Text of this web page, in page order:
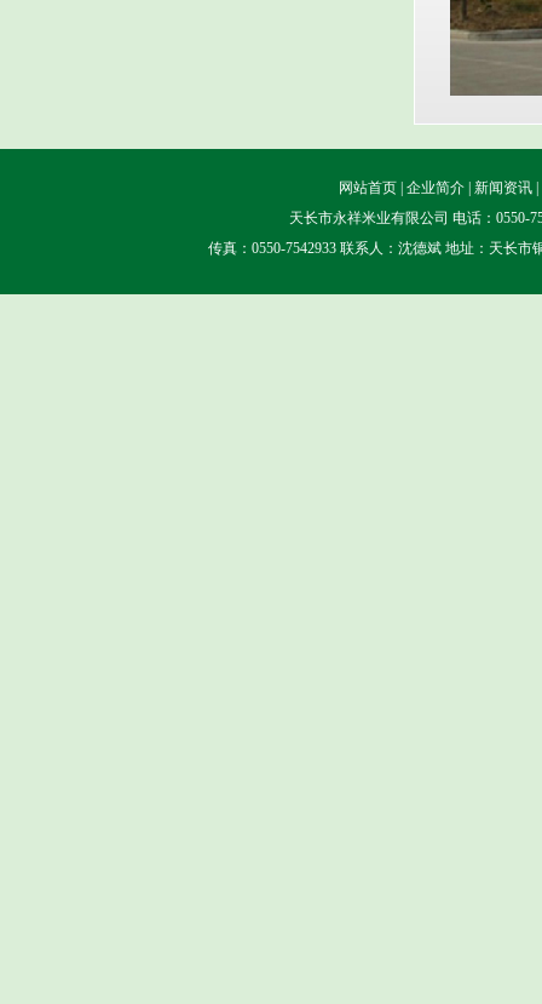
网站首页 企业简介 新闻资讯
天长市永祥米业有限公司 电话：0550-
传真：0550-7542933 联系人：沈德斌 地址：天长市